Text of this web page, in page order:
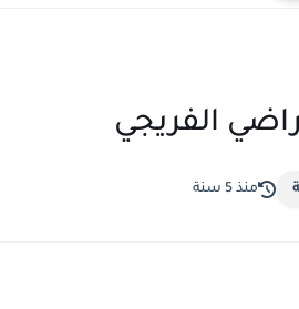
الفريجي
منذ 5 سنة